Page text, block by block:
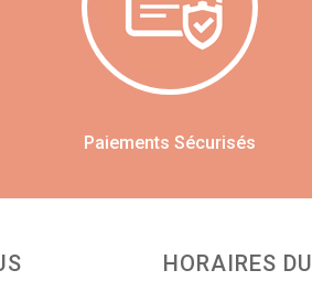
Paiements Sécurisés
HORAIRES DU